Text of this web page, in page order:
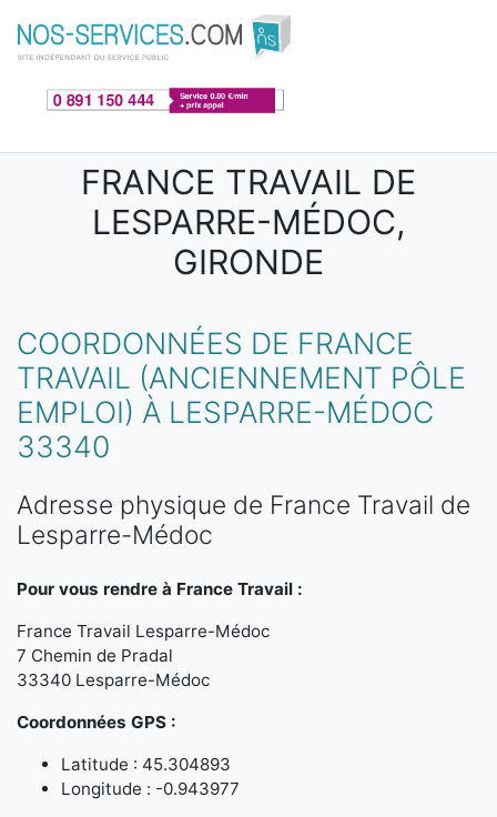
Aller au contenu principal
FRANCE TRAVAIL DE
LESPARRE-MÉDOC,
GIRONDE
COORDONNÉES DE FRANCE
TRAVAIL (ANCIENNEMENT PÔLE
EMPLOI) À LESPARRE-MÉDOC
33340
Adresse physique de France Travail de
Lesparre-Médoc
Pour vous rendre à France Travail :
France Travail Lesparre-Médoc
7 Chemin de Pradal
33340 Lesparre-Médoc
Coordonnées GPS :
Latitude : 45.304893
Longitude : -0.943977